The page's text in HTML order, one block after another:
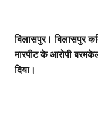
बिलासपुर। बिलासपुर
मारपीट के आरोपी
दिया।